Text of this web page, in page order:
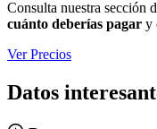
Consulta nuestra sección
cuánto deberías pagar y
Ver Precios
Datos